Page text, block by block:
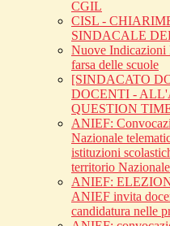
CGIL
CISL -
SINDACALE
Nuove Indicazioni
farsa delle scuole
[SINDACATO
DOCENTI -
QUESTION
ANIEF:
Nazionale
istituzioni
territorio Nazionale
ANIEF:
ANIEF invita
candidatura nelle